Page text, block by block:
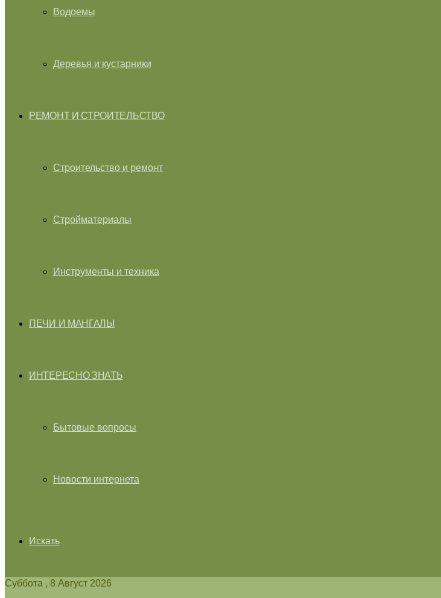
Водоемы
Деревья и кустарники
РЕМОНТ И СТРОИТЕЛЬСТВО
Строительство и ремонт
Стройматериалы
Инструменты и техника
ПЕЧИ И МАНГАЛЫ
ИНТЕРЕСНО ЗНАТЬ
Бытовые вопросы
Новости интернета
Искать
Суббота , 8 Август 2026